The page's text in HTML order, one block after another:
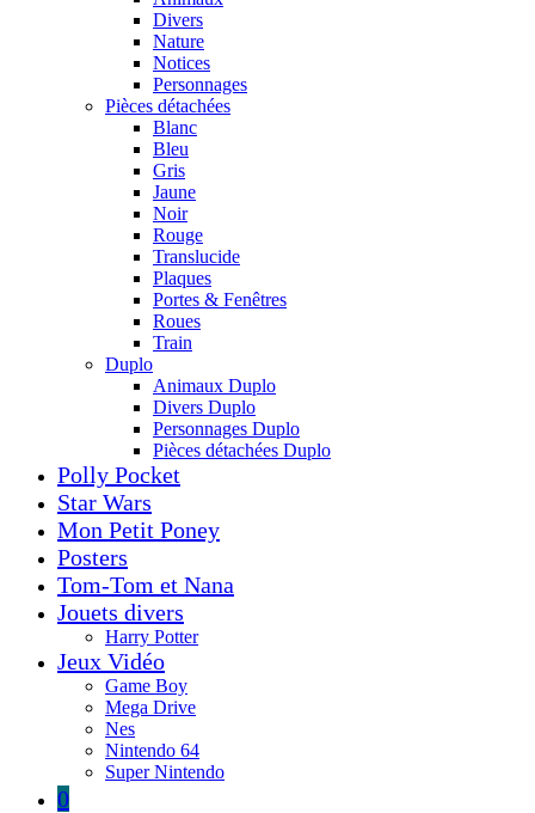
Divers
Nature
Notices
Personnages
Pièces détachées
Blanc
Bleu
Gris
Jaune
Noir
Rouge
Translucide
Plaques
Portes & Fenêtres
Roues
Train
Duplo
Animaux Duplo
Divers Duplo
Personnages Duplo
Pièces détachées Duplo
Polly Pocket
Star Wars
Mon Petit Poney
Posters
Tom-Tom et Nana
Jouets divers
Harry Potter
Jeux Vidéo
Game Boy
Mega Drive
Nes
Nintendo 64
Super Nintendo
0